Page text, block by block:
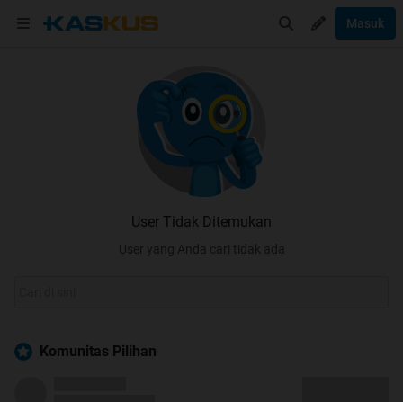
Masuk
User Tidak Ditemukan
User yang Anda cari tidak ada
Komunitas Pilihan